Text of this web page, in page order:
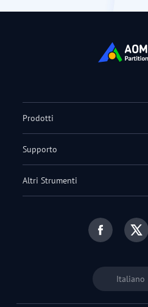
Italiano
Prodotti
Supporto
Altri Strumenti